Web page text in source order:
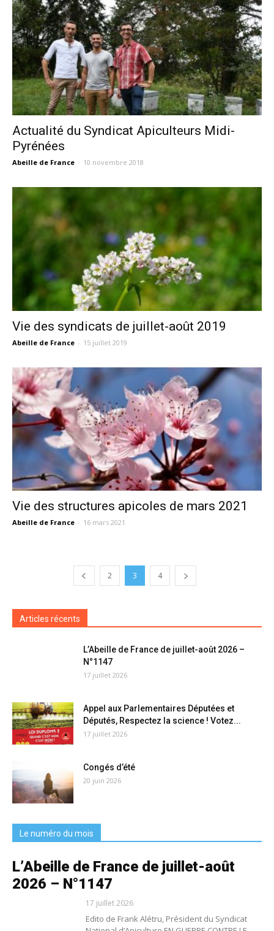
Actualité du Syndicat Apiculteurs Midi-
Pyrénées
Abeille de France - 10 novembre 2018
Vie des syndicats de juillet-août 2019
Abeille de France - 15 juillet 2019
Vie des structures apicoles de mars 2021
Abeille de France - 16 mars 2021
2 3 4
Articles récents
L’Abeille de France de juillet-août 2026 –
N°1147
17 juillet 2026
Appel aux Parlementaires Députées et
Députés, Respectez la science ! Votez...
17 juillet 2026
Congés d’été
20 juin 2026
Le numéro du mois
L’Abeille de France de juillet-août
2026 – N°1147
17 juillet 2026
Edito de Frank Alétru, Président du Syndicat